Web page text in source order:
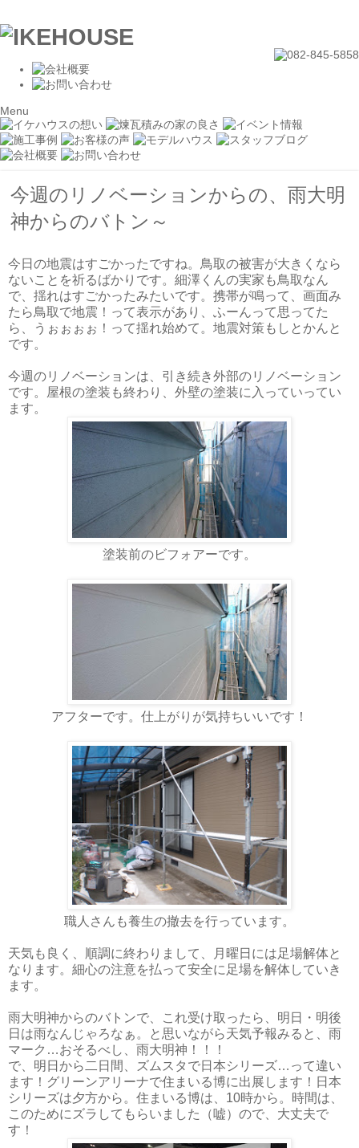
Menu
今週のリノベーションからの、雨大明
神からのバトン～
今日の地震はすごかったですね。鳥取の被害が大きくなら
ないことを祈るばかりです。細澤くんの実家も鳥取なん
で、揺れはすごかったみたいです。携帯が鳴って、画面み
たら鳥取で地震！って表示があり、ふーんって思ってた
ら、うぉぉぉぉ！って揺れ始めて。地震対策もしとかんと
です。
今週のリノベーションは、引き続き外部のリノベーション
です。屋根の塗装も終わり、外壁の塗装に入っていってい
ます。
塗装前のビフォアーです。
アフターです。仕上がりが気持ちいいです！
職人さんも養生の撤去を行っています。
天気も良く、順調に終わりまして、月曜日には足場解体と
なります。細心の注意を払って安全に足場を解体していき
ます。
雨大明神からのバトンで、これ受け取ったら、明日・明後
日は雨なんじゃろなぁ。と思いながら天気予報みると、雨
マーク…おそるべし、雨大明神！！！
で、明日から二日間、ズムスタで日本シリーズ…って違い
ます！グリーンアリーナで住まいる博に出展します！日本
シリーズは夕方から。住まいる博は、10時から。時間は、
このためにズラしてもらいました（嘘）ので、大丈夫で
す！